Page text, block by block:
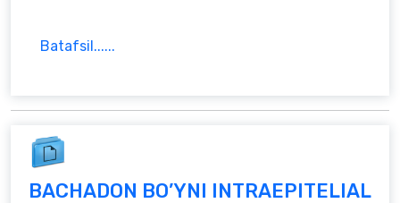
Batafsil......
BACHADON BO’YNI INTRAEPITELIAL